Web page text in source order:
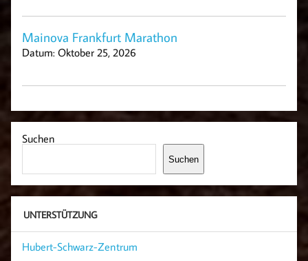
Mainova Frankfurt Marathon
Datum: Oktober 25, 2026
Suchen
Suchen
UNTERSTÜTZUNG
Hubert-Schwarz-Zentrum